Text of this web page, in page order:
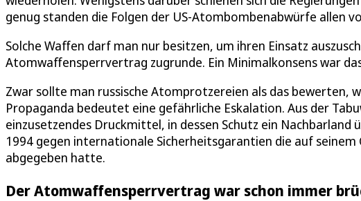
genug standen die Folgen der US-Atombombenabwürfe allen
Solche Waffen darf man nur besitzen, um ihren Einsatz
Atomwaffensperrvertrag zugrunde. Ein Minimalkonsens war
Zwar sollte man russische Atomprotzereien als das bewerten,
Propaganda bedeutet eine gefährliche Eskalation. Aus der
einzusetzendes Druckmittel, in dessen Schutz ein Nachbarland
1994 gegen internationale Sicherheitsgarantien die auf
abgegeben hatte.
Der Atomwaffensperrvertrag war schon immer